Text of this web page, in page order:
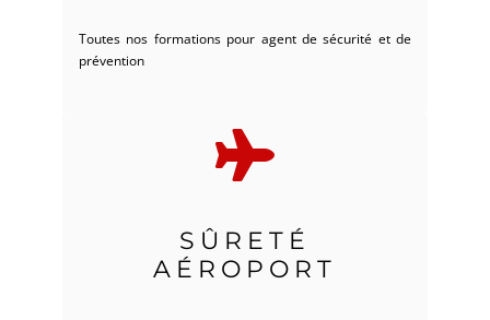
Toutes nos formations pour agent de sécurité et de
prévention
SÛRETÉ
AÉROPORT